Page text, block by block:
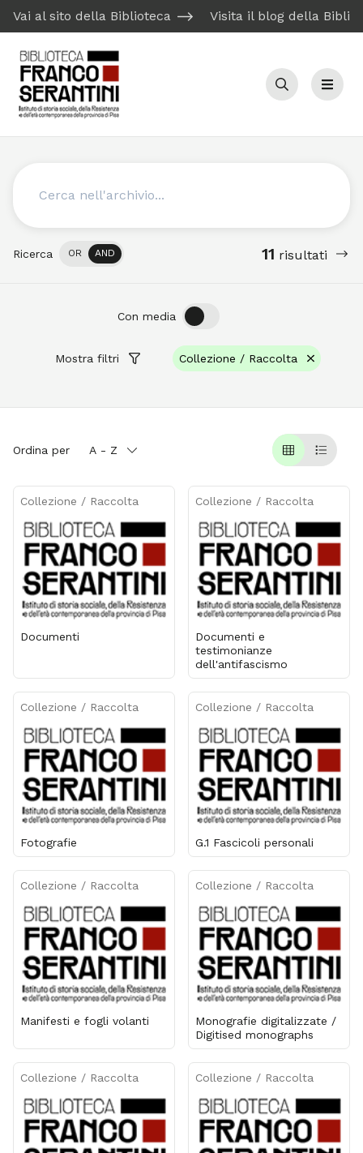
Vai al sito della Biblioteca Visita il blog della
Cerca Menu
Cerca
Ricerca OR AND 11 risultati
Mostra filtri Collezione / Raccolta
Con media OFF
Ordina per A - Z
GrigliaTable
Collezione / Raccolta
Documenti
Collezione / Raccolta
Documenti e
testimonianze
dell'antifascismo
Collezione / Raccolta
Fotografie
Collezione / Raccolta
G.1 Fascicoli personali
Collezione / Raccolta
Manifesti e fogli volanti
Collezione / Raccolta
Monografie digitalizzate /
Digitised monographs
Collezione / Raccolta Collezione / Raccolta